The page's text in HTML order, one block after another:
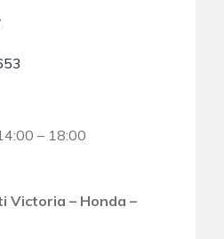
– 18:00
Victoria – Honda –